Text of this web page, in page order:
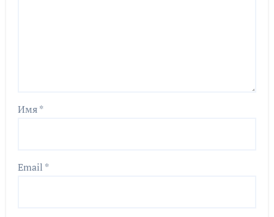
Имя*
Email *